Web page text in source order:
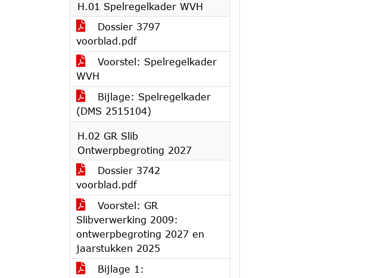
H.01 Spelregelkader WVH
Dossier 3797
voorblad.pdf
Voorstel: Spelregelkader
WVH
Bijlage: Spelregelkader
(DMS 2515104)
H.02 GR Slib
Ontwerpbegroting 2027
Dossier 3742
voorblad.pdf
Voorstel: GR
Slibverwerking 2009:
ontwerpbegroting 2027 en
jaarstukken 2025
Bijlage 1: